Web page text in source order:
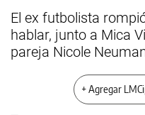
El ex futbolista
hablar, junto a Mica
pareja Nicole
+ Agregar